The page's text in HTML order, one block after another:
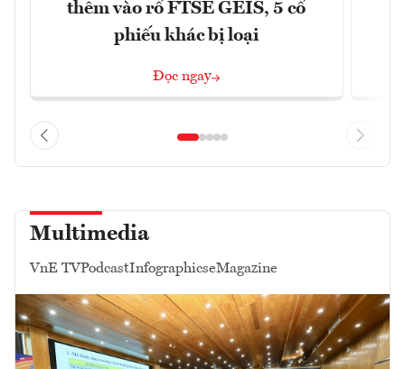
thêm vào rổ FTSE GEIS, 5 cổ
phiếu khác bị loại
Đọc ngay
Multimedia
VnE TVPodcastInfographicseMagazine